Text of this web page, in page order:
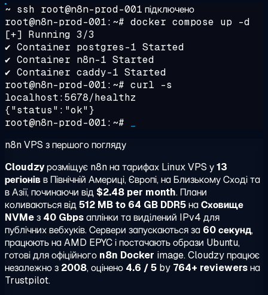
~ ssh root@n8n-prod-001 підключено
root@n8n-prod-001:~# docker compose up -d
[+] Running 3/3
✔ Container postgres-1 Started
✔ Container n8n-1 Started
✔ Container caddy-1 Started
root@n8n-prod-001:~# curl -s
localhost:5678/healthz
{"status":"ok"}
root@n8n-prod-001:~#
n8n VPS з першого погляду
Cloudzyрозміщує n8n на тарифах Linux VPS у13
регіонівв Північній Америці, Європі, на Близькому Сході та
в Азії, починаючи від $2.48 per month. Плани
коливаються від512 MB to 64 GB DDR5наСховище
NVMeз 40 Gbpsаплінки та виділений IPv4 для
публічних вебхуків. Сервери запускаються за 60 секунд,
працюють на AMD EPYC і постачають образи Ubuntu,
готові для офіційного n8n Docker image. Cloudzy працює
незалежно з 2008, оцінено 4.6 / 5 by 764+ reviewersна
Trustpilot.